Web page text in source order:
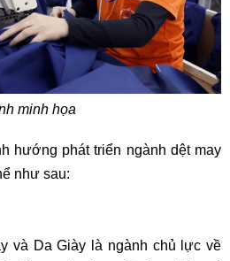
minh họa
hướng phát triển ngành dệt may
như sau:
và Da Giày là ngành chủ lực về